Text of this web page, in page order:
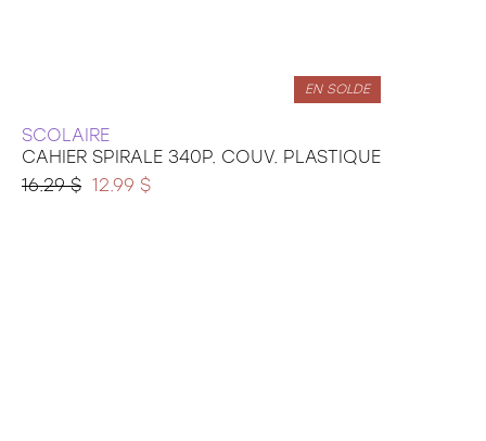
EN SOLDE
SCOLAIRE
CAHIER SPIRALE 340P. COUV. PLASTIQUE
16.29 $ 12.99 $